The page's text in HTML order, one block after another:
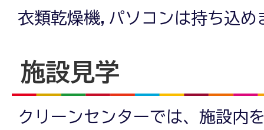
衣類乾燥機,パソコンは持ち込め
施設見学
クリーンセンターでは、施設内